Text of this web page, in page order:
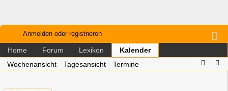
Anmelden oder registrieren
Home Forum Lexikon
Kalender
Wochenansicht
Tagesansicht Termine